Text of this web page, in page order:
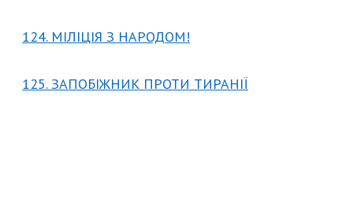
124. МІЛІЦІЯ З НАРОДОМ!
125. ЗАПОБІЖНИК ПРОТИ ТИРАНІЇ